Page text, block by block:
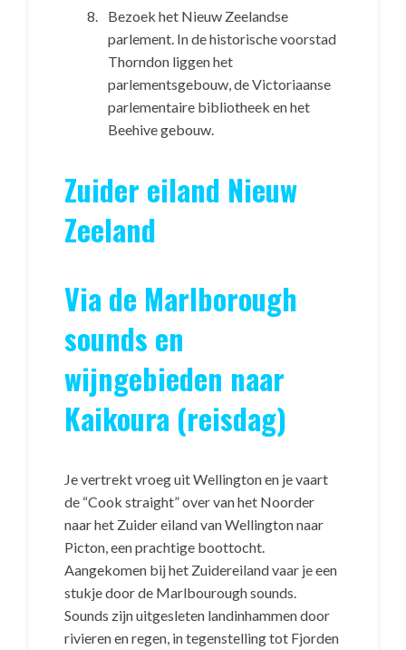
Bezoek het Nieuw Zeelandse
parlement. In de historische voorstad
Thorndon liggen het
parlementsgebouw, de Victoriaanse
parlementaire bibliotheek en het
Beehive gebouw.
Zuider eiland Nieuw
Zeeland
Via de Marlborough
sounds en
wijngebieden naar
Kaikoura (reisdag)
Je vertrekt vroeg uit Wellington en je vaart
de “Cook straight” over van het Noorder
naar het Zuider eiland van Wellington naar
Picton, een prachtige boottocht.
Aangekomen bij het Zuidereiland vaar je een
stukje door de Marlbourough sounds.
Sounds zijn uitgesleten landinhammen door
rivieren en regen, in tegenstelling tot Fjorden